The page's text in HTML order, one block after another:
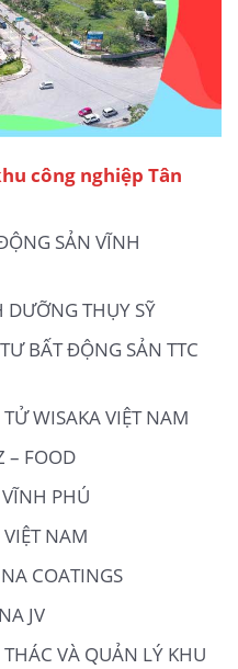
công nghiệp Tân
SẢN VĨNH
DƯỠNG THỤY SỸ
BẤT ĐỘNG SẢN TTC
WISAKA VIỆT NAM
– FOOD
PHÚ
NAM
COATINGS
JV
VÀ QUẢN LÝ KHU